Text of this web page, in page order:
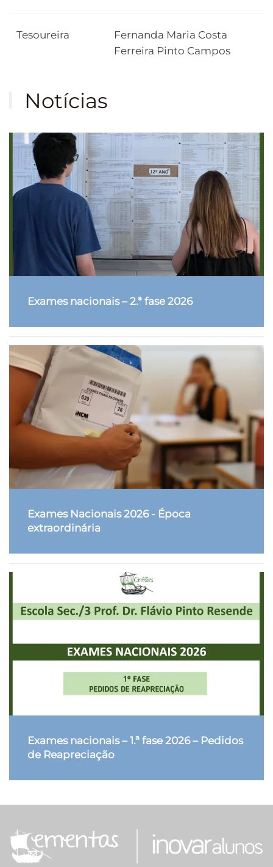
Tesoureira
Fernanda Maria Costa
Ferreira Pinto Campos
Notícias
Exames nacionais – 2.ª fase 2026
Exames Nacionais 2026 - Época
extraordinária
Exames nacionais – 1.ª fase 2026 – Pedidos
de Reapreciação